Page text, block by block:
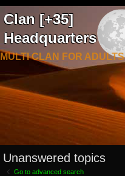
Clan [+35]
Headquarters
MULTI CLAN FOR ADULTS
Unanswered topics
Go to advanced search